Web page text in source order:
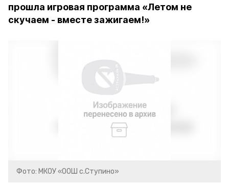
прошла игровая программа «Летом не
скучаем - вместе зажигаем!»
Фото: МКОУ «ООШ с.Ступино»